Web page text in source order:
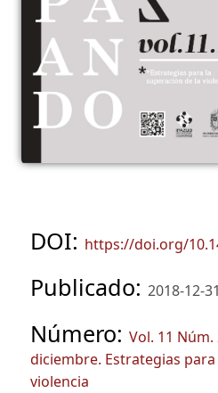
DOI: https://doi.org/
Publicado: 2018-12-31
Número: Vol. 11
diciembre. Estrategias
violencia